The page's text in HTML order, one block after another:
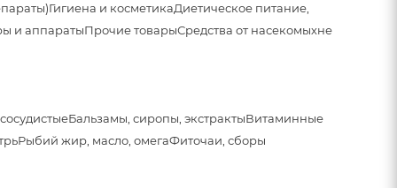
Гигиена и косметикаДиетическое питание,
и аппаратыПрочие товарыСредства от насекомыхне
Бальзамы, сиропы, экстрактыВитаминные
Рыбий жир, масло, омегаФиточаи, сборы